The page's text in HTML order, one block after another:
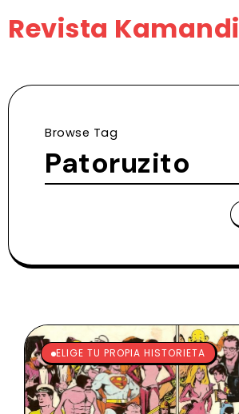
Revista Kamandi
Browse Tag
Patoruzito
ELIGE TU PROPIA HISTORIETA